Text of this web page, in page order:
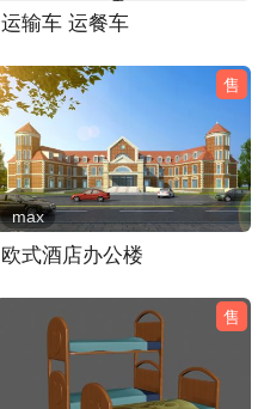
运输车 运餐车
售
欧式酒店办公楼
max
售